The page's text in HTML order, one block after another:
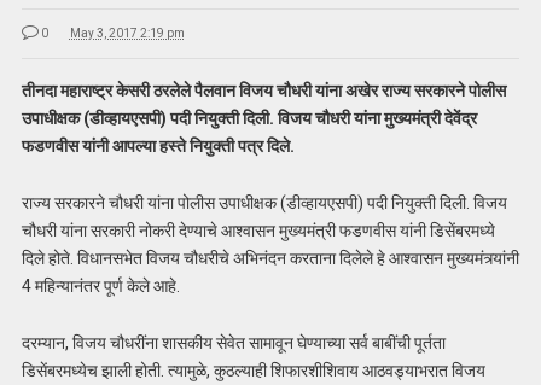
0 May 3, 2017 2:19 pm
तीनदा महाराष्ट्र केसरी ठरलेले पैलवान विजय चौधरी यांना अखेर राज्य सरकारने पोलीस
उपाधीक्षक (डीव्हायएसपी) पदी नियुक्ती दिली. विजय चौधरी यांना मुख्यमंत्री देवेंद्र
फडणवीस यांनी आपल्या हस्ते नियुक्ती पत्र दिले.
राज्य सरकारने चौधरी यांना पोलीस उपाधीक्षक (डीव्हायएसपी) पदी नियुक्ती दिली. विजय
चौधरी यांना सरकारी नोकरी देण्याचे आश्वासन मुख्यमंत्री फडणवीस यांनी डिसेंबरमध्ये
दिले होते. विधानसभेत विजय चौधरीचे अभिनंदन करताना दिलेले हे आश्वासन मुख्यमंत्र्यांनी
4 महिन्यानंतर पूर्ण केले आहे.
दरम्यान, विजय चौधरींना शासकीय सेवेत सामावून घेण्याच्या सर्व बाबींची पूर्तता
डिसेंबरमध्येच झाली होती. त्यामुळे, कुठल्याही शिफारशीशिवाय आठवड्याभरात विजय